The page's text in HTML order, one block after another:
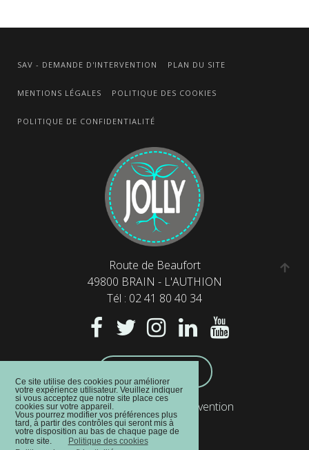
Ce site utilise des cookies pour améliorer
votre expérience utilisateur. Veuillez indiquer
si vous acceptez que notre site place ces
cookies sur votre appareil.
Vous pourrez modifier vos préférences plus
tard, à partir des contrôles qui seront mis à
votre disposition au bas de chaque page de
notre site.
Politique des cookies
SAV - DEMANDE D'INTERVENTION PLAN DU SITE
MENTIONS LÉGALES POLITIQUE DES COOKIES
POLITIQUE DE CONFIDENTIALITÉ
Route de Beaufort
49800 BRAIN - L'AUTHION
Tél : 02 41 80 40 34
SAV - Demande d'intervention
Plan du site
Mentions légales